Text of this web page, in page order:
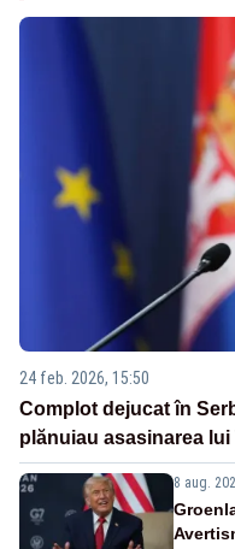
24 feb. 2026, 15:50
Complot dejucat în
plănuiau asasinarea lui
8 aug.